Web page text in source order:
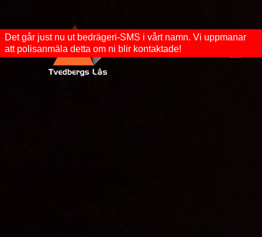
Det går just nu ut bedrägeri-SMS i vårt namn. Vi uppmanar
att polisanmäla detta om ni blir kontaktade!